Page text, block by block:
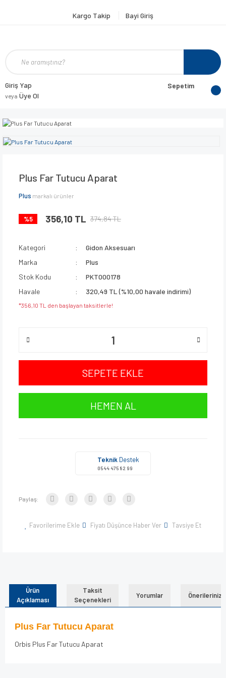
Kargo Takip Bayi Giriş
Giriş Yap
veya Üye Ol
Sepetim
Plus Far Tutucu Aparat
Plus markalı ürünler
%5 356,10 TL 374,84 TL
Kategori
Gidon Aksesuarı
Marka
Plus
Stok Kodu
PKT000178
Havale
320,49 TL (%10,00 havale indirimi)
*356,10 TL den başlayan taksitlerle!
SEPETE EKLE
HEMEN AL
Teknik Destek
0544 475 82 99
Paylaş:
Favorilerime Ekle Fiyatı Düşünce Haber Ver Tavsiye Et
Ürün
Açıklaması
Taksit
Seçenekleri
Yorumlar Önerileriniz
Plus Far Tutucu Aparat
Orbis Plus Far Tutucu Aparat